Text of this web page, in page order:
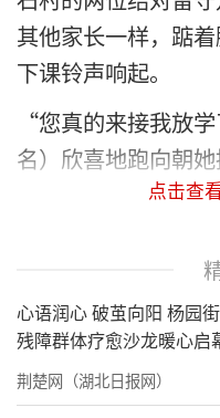
其他家长一样，踮
下课铃声响起。
“您真的来接我放
名）欣喜地跑向朝她
点击查
心语润心 破茧向阳 杨园
残障群体疗愈沙龙暖心启
荆楚网（湖北日报网）